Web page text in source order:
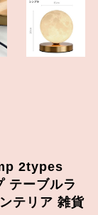
2types
テーブルラ
テリア 雑貨